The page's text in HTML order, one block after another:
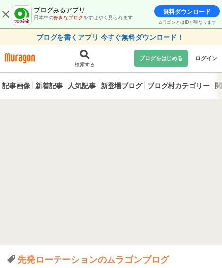
ブログみるアプリ
日本中の好きなブログをすばやく見られます
無料ダウンロード
ムラゴンとはIDが異なります
ブログを書くアプリ 今すぐ無料ダウンロード！
検索する
ブログをはじめる ログイン
記事画像 新着記事 人気記事 新登場ブログ ブログ村カテゴリー
先発ローテーションのムラゴンブログ